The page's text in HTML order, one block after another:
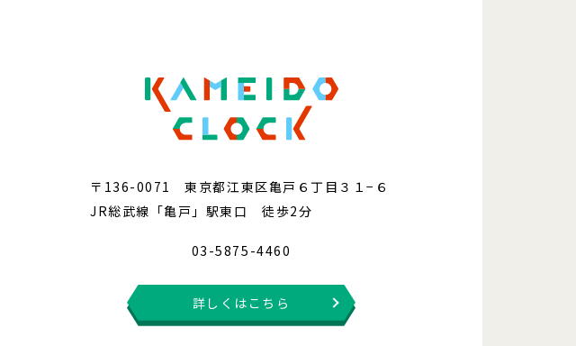
〒136-0071 東京都江東区亀戸６丁目３１−６
JR総武線「亀戸」駅東口 徒歩2分
03-5875-4460
詳しくはこちら